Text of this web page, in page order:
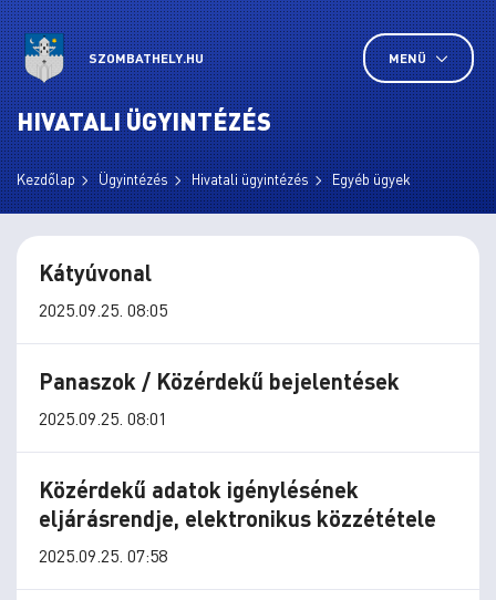
SZOMBATHELY.HU MENÜ
HIVATALI ÜGYINTÉZÉS
Kezdőlap Ügyintézés Hivatali ügyintézés Egyéb ügyek
Kátyúvonal
2025.09.25. 08:05
Panaszok / Közérdekű bejelentések
2025.09.25. 08:01
Közérdekű adatok igénylésének
eljárásrendje, elektronikus közzététele
2025.09.25. 07:58